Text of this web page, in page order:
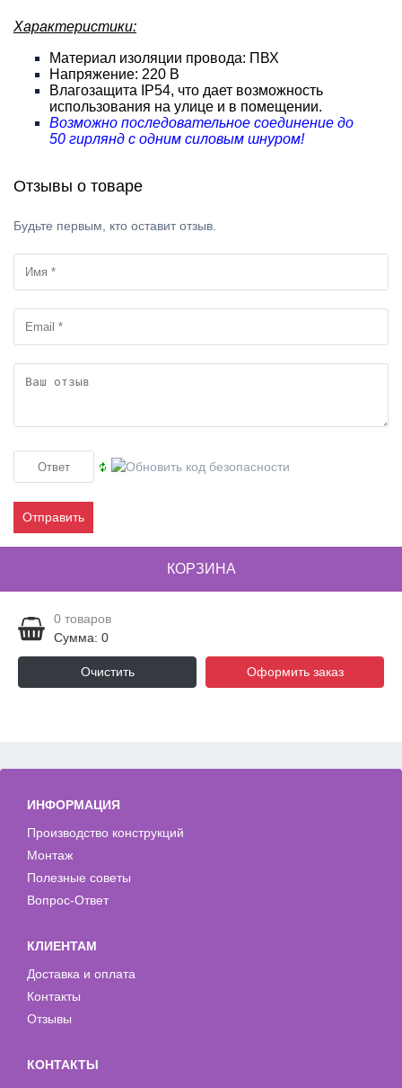
Характеристики:
Материал изоляции провода: ПВХ
Напряжение: 220 В
Влагозащита IP54, что дает возможность
использования на улице и в помещении.
Возможно последовательное соединение до
50 гирлянд с одним силовым шнуром!
Отзывы о товаре
Будьте первым, кто оставит отзыв.
Отправить
КОРЗИНА
0 товаров
Сумма: 0
Очистить Оформить заказ
ИНФОРМАЦИЯ
Производство конструкций
Монтаж
Полезные советы
Вопрос-Ответ
КЛИЕНТАМ
Доставка и оплата
Контакты
Отзывы
КОНТАКТЫ